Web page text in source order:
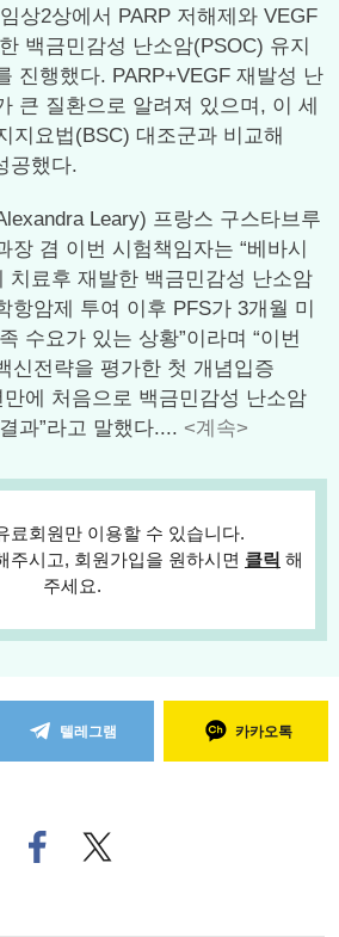
상2상에서 PARP 저해제와 VEGF
백금민감성 난소암(PSOC) 유지
진행했다. PARP+VEGF 재발성 난
큰 질환으로 알려져 있으며, 이 세
지요법(BSC) 대조군과 비교해
공했다.
Leary) 프랑스 구스타브루
장 겸 이번 시험책임자는 “베바시
치료후 재발한 백금민감성 난소암
항암제 투여 이후 PFS가 3개월 미
수요가 있는 상황”이라며 “이번
신전략을 평가한 첫 개념입증
에 처음으로 백금민감성 난소암
과”라고 말했다.... <계속>
료회원만 이용할 수 있습니다.
주시고, 회원가입을 원하시면 클릭 해
주세요.
텔레그램 카카오톡
페
이
트위
터로